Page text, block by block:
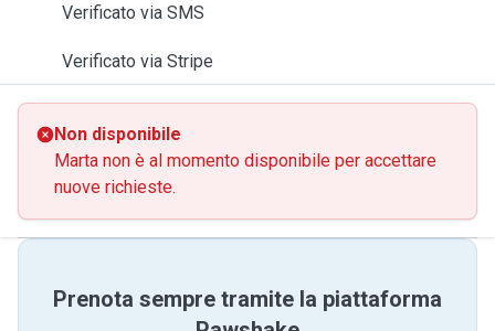
Verificato via SMS
Verificato via Stripe
Non disponibile
Marta non è al momento disponibile per accettare
nuove richieste.
Prenota sempre tramite la piattaforma